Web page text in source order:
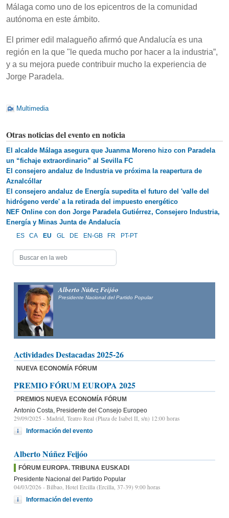
Málaga como uno de los epicentros de la comunidad
autónoma en este ámbito.
El primer edil malagueño afirmó que Andalucía es una
región en la que "le queda mucho por hacer a la industria”,
y a su mejora puede contribuir mucho la experiencia de
Jorge Paradela.
Multimedia
Otras noticias del evento en noticia
El alcalde Málaga asegura que Juanma Moreno hizo con Paradela
un “fichaje extraordinario” al Sevilla FC
El consejero andaluz de Industria ve próxima la reapertura de
Aznalcóllar
El consejero andaluz de Energía supedita el futuro del 'valle del
hidrógeno verde' a la retirada del impuesto energético
NEF Online con don Jorge Paradela Gutiérrez, Consejero Industria,
Energía y Minas Junta de Andalucía
ES CA EU GL DE EN-GB FR PT-PT
Alberto Núñez Feijóo
Presidente Nacional del
Actividades Destacadas 2025-26
NUEVA ECONOMÍA FÓRUM
PREMIO FÓRUM EUROPA 2025
PREMIOS NUEVA ECONOMÍA FÓRUM
Antonio Costa, Presidente del Consejo Europeo
29/09/2025 - Madrid, Teatro Real (Plaza de Isabel II, s/n) 12:00 horas
Información del evento
Alberto Núñez Feijóo
FÓRUM EUROPA. TRIBUNA EUSKADI
Presidente Nacional del Partido Popular
04/03/2026 - Bilbao, Hotel Ercilla (Ercilla, 37-39) 9:00 horas
Información del evento